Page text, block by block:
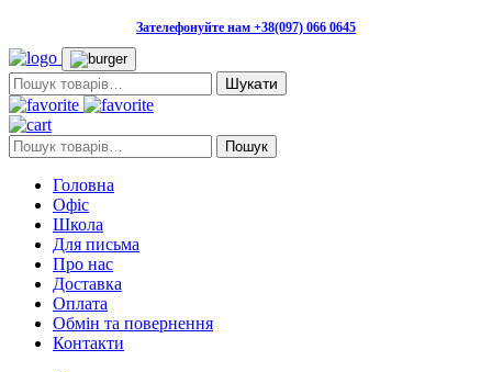
Зателефонуйте нам +38(097) 066 0645
Пошук:
Пошук: Пошук
Головна
Офіс
Школа
Для письма
Про нас
Доставка
Оплата
Обмін та повернення
Контакти